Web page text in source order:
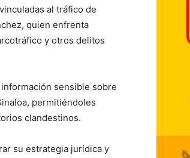
al tráfico de
quien enfrenta
y otros delitos
sensible sobre
permitiéndoles
clandestinos.
su estrategia jurídica y